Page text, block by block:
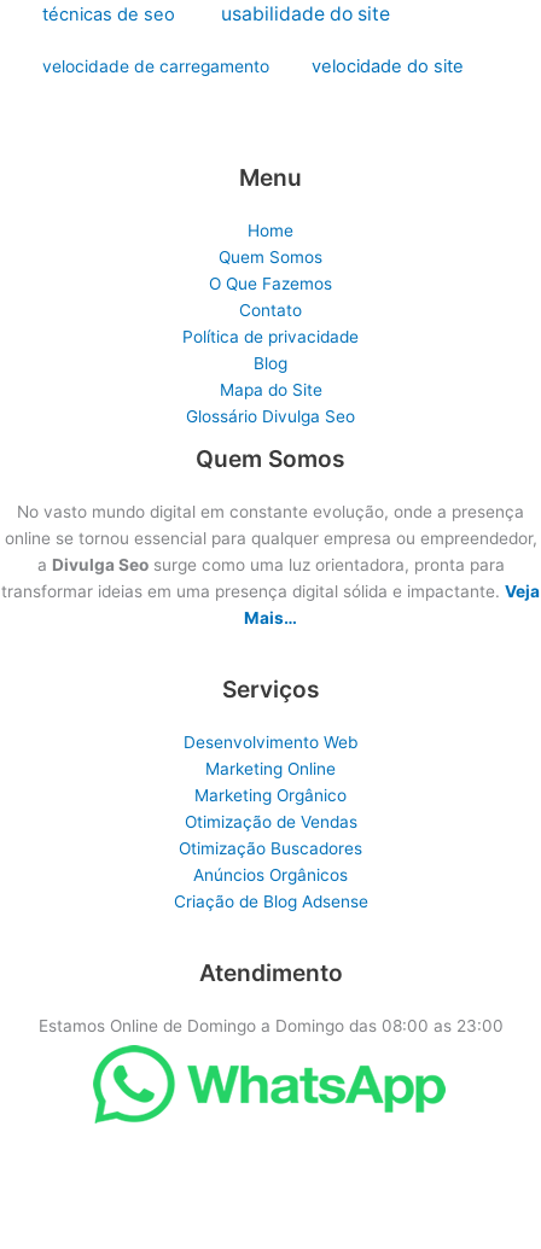
técnicas de seo usabilidade do site
velocidade de carregamento velocidade do site
Menu
Home
Quem Somos
O Que Fazemos
Contato
Política de privacidade
Blog
Mapa do Site
Glossário Divulga Seo
Quem Somos
No vasto mundo digital em constante evolução, onde a presença
online se tornou essencial para qualquer empresa ou empreendedor,
a Divulga Seosurge como uma luz orientadora, pronta para
transformar ideias em uma presença digital sólida e impactante. Veja
Mais…
Serviços
Desenvolvimento Web
Marketing Online
Marketing Orgânico
Otimização de Vendas
Otimização Buscadores
Anúncios Orgânicos
Criação de Blog Adsense
Atendimento
Estamos Online de Domingo a Domingo das 08:00 as 23:00